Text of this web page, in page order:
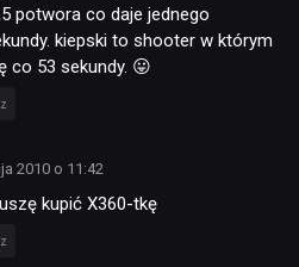
potwora co daje jednego
kiepski to shooter w którym
co 53 sekundy. 😛
2010 o 11:42
kupić X360-tkę